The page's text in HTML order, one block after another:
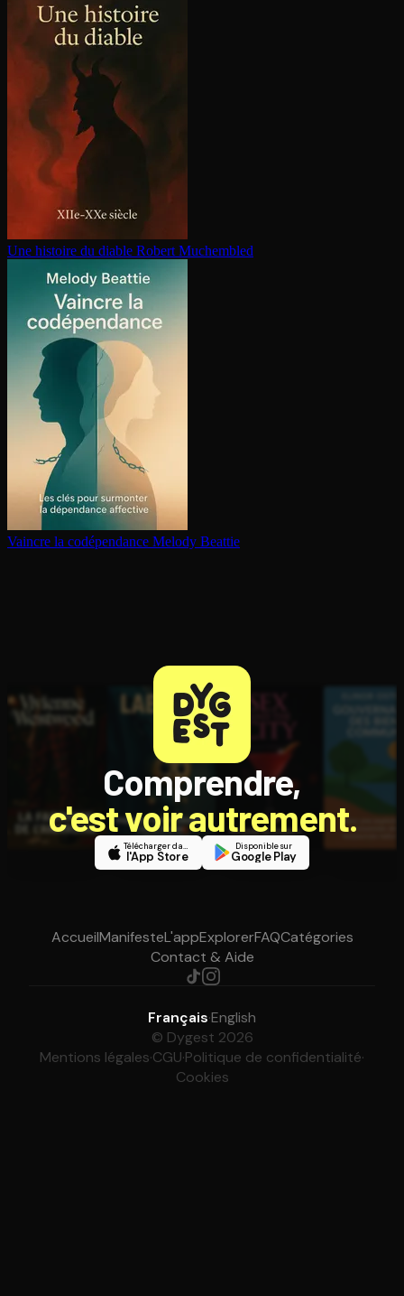
Une histoire du diable Robert Muchembled
Vaincre la co­dé­pen­dance Melody Beattie
Comprendre,
c'est voir autrement.
Télécharger dans
l'App Store
Disponible sur
Google Play
AccueilManifesteL'appExplorerFAQCatégories
Contact & Aide
Français·English
© Dygest 2026
Mentions légales·CGU·Politique de confidentialité·
Cookies